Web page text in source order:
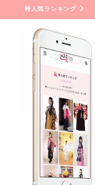
袴人気ランキング